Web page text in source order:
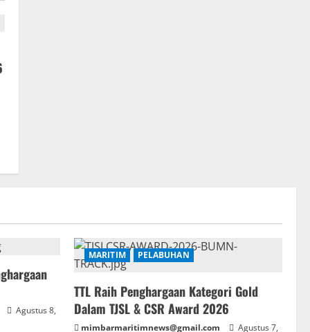
Agustus 8,
MARITIM PELABUHAN
TTL Raih Penghargaan Kategori Gold
Dalam TJSL & CSR Award 2026
mimbarmaritimnews@gmail.com Agustus 7,